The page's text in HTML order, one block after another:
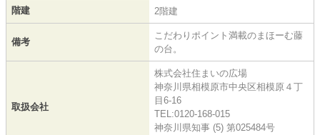
階建 2階建
備考
こだわりポイント満載のまほーむ藤
の台。
取扱会社
株式会社住まいの広場
神奈川県相模原市中央区相模原４丁
目6-16
TEL:0120-168-015
神奈川県知事 (5) 第025484号